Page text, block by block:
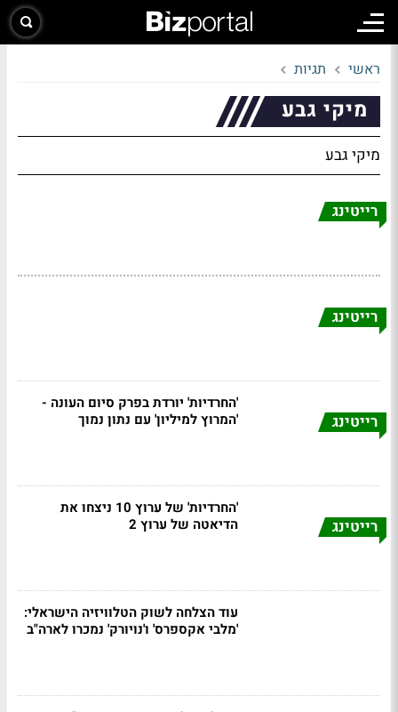
ראשי תגיות
מיקי גבע
מיקי גבע
רייטינג
רייטינג
רייטינג
'החרדיות' יורדת בפרק סיום העונה -
'המרוץ למיליון' עם נתון נמוך
רייטינג
'החרדיות' של ערוץ 10 ניצחו את
הדיאטה של ערוץ 2
עוד הצלחה לשוק הטלוויזיה הישראלי:
'מלבי אקספרס' ו'נויורק' נמכרו לארה"ב